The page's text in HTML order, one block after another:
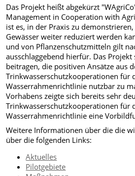
Das Projekt heißt abgekürzt
Management in Cooperation with
ist es, in der Praxis zu
Gewässer weiter reduziert werden
und von Pflanzenschutzmitteln gilt
ausschlaggebend hierfür. Das
beitragen, die positiven Ansätze aus
Trinkwasserschutzkooperationen für
Wasserrahmenrichtlinie nutzbar zu
Vorhabens zeigte sich bereits sehr
Trinkwasserschutzkooperationen für
Wasserrahmenrichtlinie eine
Weitere Informationen über die die
über die folgenden Links:
Aktuelles
Pilotgebiete